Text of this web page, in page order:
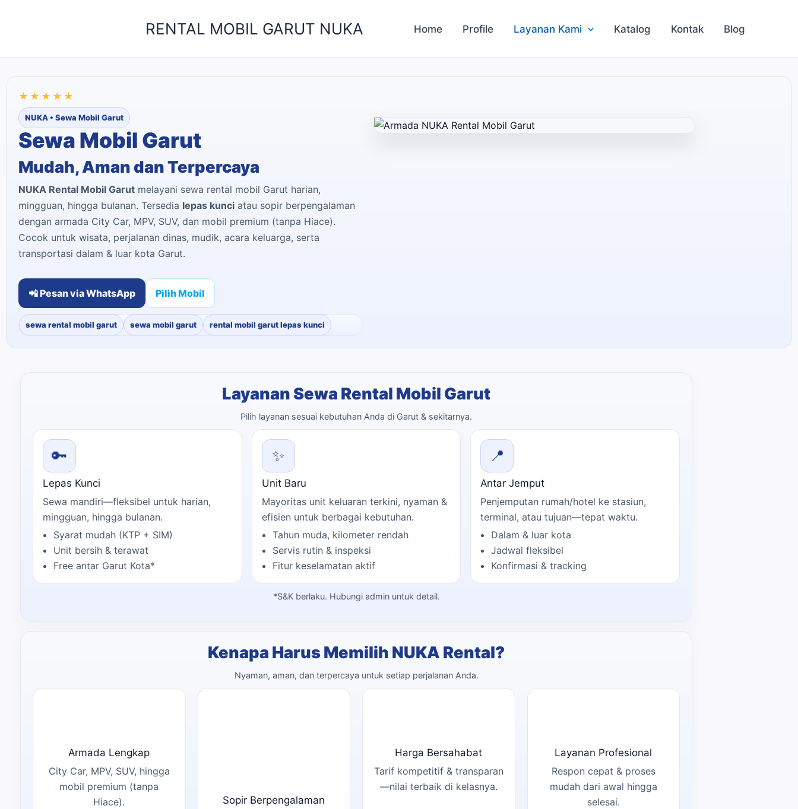
RENTAL MOBIL GARUT NUKA Home Profile Layanan Kami Katalog Kontak Blog
★★★★★
NUKA • Sewa Mobil Garut
Sewa Mobil Garut
Mudah, Aman dan Terpercaya
NUKA Rental Mobil Garut melayani sewa rental mobil Garut harian,
mingguan, hingga bulanan. Tersedia lepas kunci atau sopir berpengalaman
dengan armada City Car, MPV, SUV, dan mobil premium (tanpa Hiace).
Cocok untuk wisata, perjalanan dinas, mudik, acara keluarga, serta
transportasi dalam & luar kota Garut.
📲 Pesan via WhatsApp Pilih Mobil
sewa rental mobil garut sewa mobil garut rental mobil garut lepas kunci
Layanan Sewa Rental Mobil Garut
Pilih layanan sesuai kebutuhan Anda di Garut & sekitarnya.
🔑
Lepas Kunci
Sewa mandiri—fleksibel untuk harian,
mingguan, hingga bulanan.
Syarat mudah (KTP + SIM)
Unit bersih & terawat
Free antar Garut Kota*
✨
Unit Baru
Mayoritas unit keluaran terkini, nyaman &
efisien untuk berbagai kebutuhan.
Tahun muda, kilometer rendah
Servis rutin & inspeksi
Fitur keselamatan aktif
📍
Antar Jemput
Penjemputan rumah/hotel ke stasiun,
terminal, atau tujuan—tepat waktu.
Dalam & luar kota
Jadwal fleksibel
Konfirmasi & tracking
*S&K berlaku. Hubungi admin untuk detail.
Kenapa Harus Memilih NUKA Rental?
Nyaman, aman, dan terpercaya untuk setiap perjalanan Anda.
Armada Lengkap
City Car, MPV, SUV, hingga
mobil premium (tanpa
Hiace).
Sopir Berpengalaman
Harga Bersahabat
Tarif kompetitif & transparan
—nilai terbaik di kelasnya.
Layanan Profesional
Respon cepat & proses
mudah dari awal hingga
selesai.